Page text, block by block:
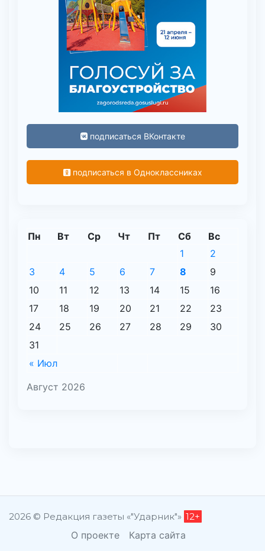
подписаться ВКонтакте
подписаться в Одноклассниках
Август 2026
Пн Вт Ср Чт Пт Сб Вс
« Июл
1
2
3
4 5 6 7 8
9
10
11 12 13 14 15
16
17
18 19 20 21 22
23
24
25 26 27 28 29
30
31
2026 © Редакция газеты «"Ударник"» 12+
О проекте Карта сайта